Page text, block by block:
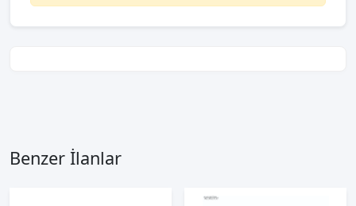
Benzer İlanlar